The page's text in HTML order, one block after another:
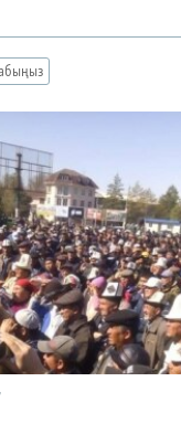
сайттары